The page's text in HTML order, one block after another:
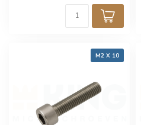
M2 X 10